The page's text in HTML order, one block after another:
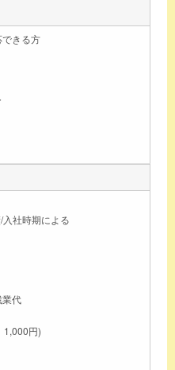
できる方
社時期による
業代
1,000円)